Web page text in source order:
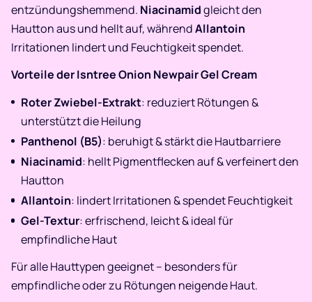
entzündungshemmend. Niacinamidgleicht den
Hautton aus und hellt auf, währendAllantoin
Irritationen lindert und Feuchtigkeit spendet.
Vorteile der Isntree Onion Newpair Gel Cream
Roter Zwiebel-Extrakt: reduziert Rötungen &
unterstützt die Heilung
Panthenol (B5): beruhigt & stärkt die Hautbarriere
Niacinamid: hellt Pigmentflecken auf & verfeinert den
Hautton
Allantoin: lindert Irritationen & spendet Feuchtigkeit
Gel-Textur: erfrischend, leicht & ideal für
empfindliche Haut
Für alle Hauttypen geeignet – besonders für
empfindliche oder zu Rötungen neigende Haut.